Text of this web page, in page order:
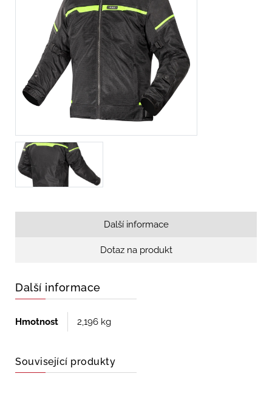
Další informace
Dotaz na produkt
Další informace
Hmotnost 2,196 kg
Související produkty